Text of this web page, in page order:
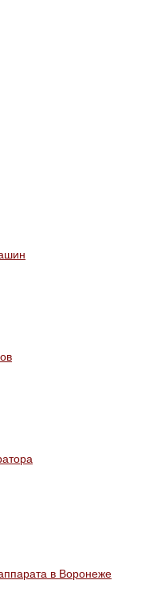
в Воронеже